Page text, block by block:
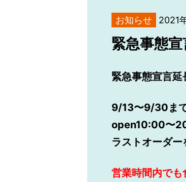
お知らせ 2021
緊急事態
緊急事態宣言延
9/13〜9/30まで
open10:00〜
ラストオーダー
営業時間内でも